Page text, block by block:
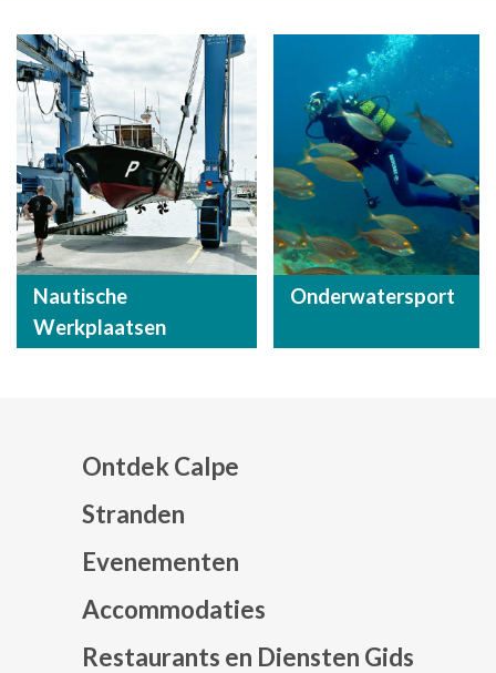
Nautische
Werkplaatsen
Onderwatersport
Ontdek Calpe
Stranden
Evenementen
Accommodaties
Restaurants en Diensten Gids